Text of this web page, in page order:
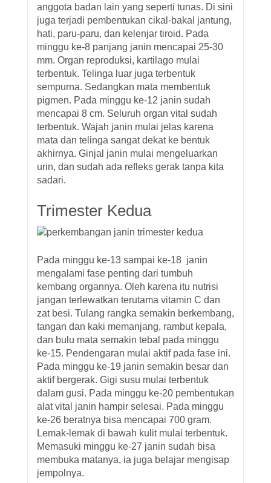
anggota badan lain yang seperti tunas. Di sini
juga terjadi pembentukan cikal-bakal jantung,
hati, paru-paru, dan kelenjar tiroid. Pada
minggu ke-8 panjang janin mencapai 25-30
mm. Organ reproduksi, kartilago mulai
terbentuk. Telinga luar juga terbentuk
sempurna. Sedangkan mata membentuk
pigmen. Pada minggu ke-12 janin sudah
mencapai 8 cm. Seluruh organ vital sudah
terbentuk. Wajah janin mulai jelas karena
mata dan telinga sangat dekat ke bentuk
akhirnya. Ginjal janin mulai mengeluarkan
urin, dan sudah ada refleks gerak tanpa kita
sadari.
Trimester Kedua
Pada minggu ke-13 sampai ke-18 janin
mengalami fase penting dari tumbuh
kembang organnya. Oleh karena itu nutrisi
jangan terlewatkan terutama vitamin C dan
zat besi. Tulang rangka semakin berkembang,
tangan dan kaki memanjang, rambut kepala,
dan bulu mata semakin tebal pada minggu
ke-15. Pendengaran mulai aktif pada fase ini.
Pada minggu ke-19 janin semakin besar dan
aktif bergerak. Gigi susu mulai terbentuk
dalam gusi. Pada minggu ke-20 pembentukan
alat vital janin hampir selesai. Pada minggu
ke-26 beratnya bisa mencapai 700 gram.
Lemak-lemak di bawah kulit mulai terbentuk.
Memasuki minggu ke-27 janin sudah bisa
membuka matanya, ia juga belajar mengisap
jempolnya.